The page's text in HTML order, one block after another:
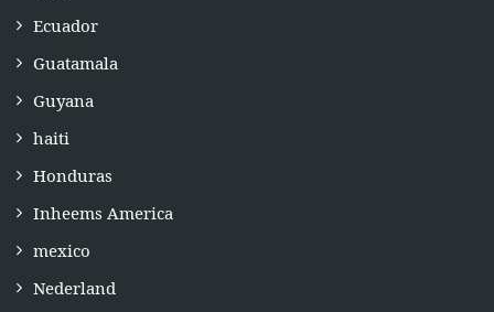
Ecuador
Guatamala
Guyana
haiti
Honduras
Inheems America
mexico
Nederland